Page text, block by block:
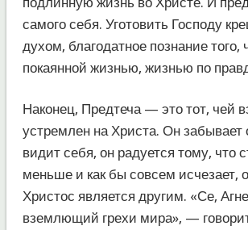
самого себя. Уготовить Господу
духом, благодатное познание того,
покаянной жизнью, жизнью по
Наконец, Предтеча — это тот, чей
устремлен на Христа. Он забывает
видит себя, он радуется тому, что
меньше и как бы совсем исчезает,
Христос является другим. «Се,
вземлющий грехи мира», —